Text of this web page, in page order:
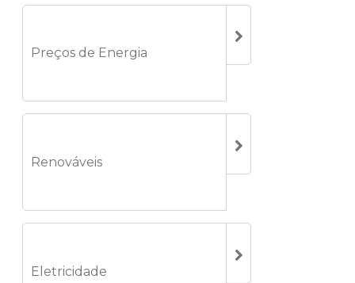
Preços de Energia
Renováveis
Eletricidade